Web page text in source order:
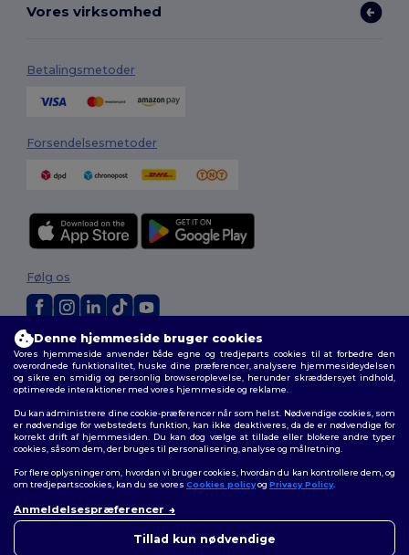
Vores virksomhed
Betalingsmetoder
Forsendelsesmetoder
2026. Alle rettigheder forbeholdes
Vilkår og Betingelser| Tilpasset politik|Fortrolighedspolitik|Politik for
cookies|Sitemap
Følg os
Denne hjemmeside bruger cookies
Vores hjemmeside anvender både egne og tredjeparts cookies til at forbedre den
overordnede funktionalitet, huske dine præferencer, analysere hjemmesideydelsen
og sikre en smidig og personlig browseroplevelse, herunder skræddersyet indhold,
optimerede interaktioner med vores hjemmeside og reklame.
Du kan administrere dine cookie-præferencer når som helst. Nødvendige cookies, som
er nødvendige for webstedets funktion, kan ikke deaktiveres, da de er nødvendige for
korrekt drift af hjemmesiden. Du kan dog vælge at tillade eller blokere andre typer
cookies, såsom dem, der bruges til personalisering, analyse og målretning.
For flere oplysninger om, hvordan vi bruger cookies, hvordan du kan kontrollere dem, og
om tredjepartscookies, kan du se vores Cookies policyog Privacy Policy.
Anmeldelsespræferencer
Tillad kun nødvendige
bekymringer, kan du kontakte